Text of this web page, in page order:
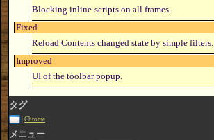
Blocking inline-scripts on all frames.
Fixed
Reload Contents changed state by simple filters.
Improved
UI of the toolbar popup.
タグ
Chrome
メニュー